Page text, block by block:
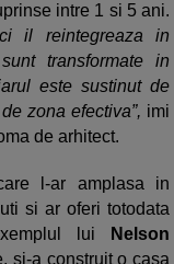
intre 1 si 5 ani.
il reintegreaza in
transformate in
este sustinut de
zona efectiva”, imi
de arhitect.
l-ar amplasa in
si ar oferi totodata
lui
Nelson
si-a construit o casa